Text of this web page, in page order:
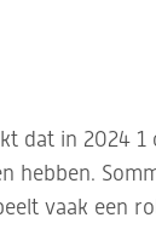
dat in 2024 1
vaak een